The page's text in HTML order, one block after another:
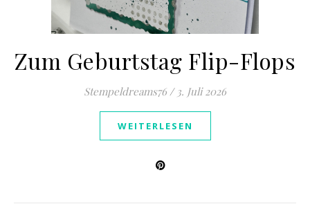
Zum Geburtstag Flip-Flops
Stempeldreams76 / 3. Juli 2026
WEITERLESEN